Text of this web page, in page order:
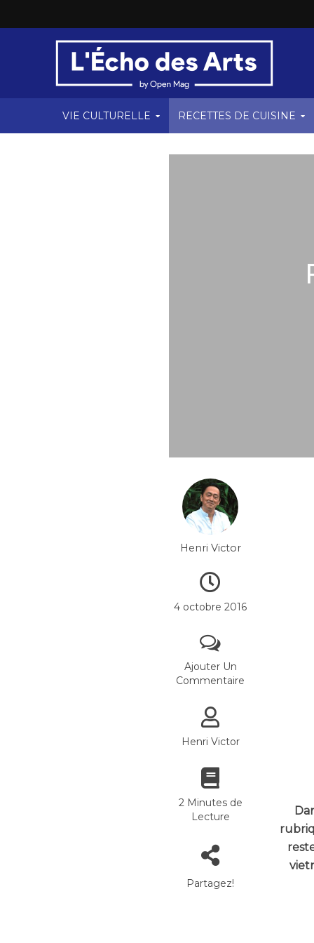
VIE CULTURELLE RECETTES DE CUISINE
Henri Victor
4 octobre 2016
Ajouter Un
Commentaire
Henri Victor
2 Minutes de
Lecture
Partagez!